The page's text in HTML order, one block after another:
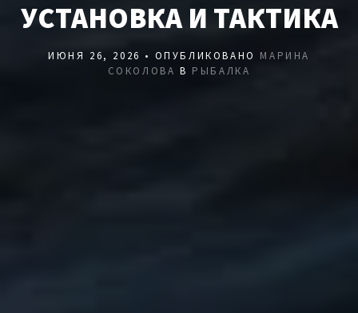
УСТАНОВКА И ТАКТИКА
ИЮНЯ 26, 2026 • ОПУБЛИКОВАНО МАРИНА
СОКОЛОВА В РЫБАЛКА